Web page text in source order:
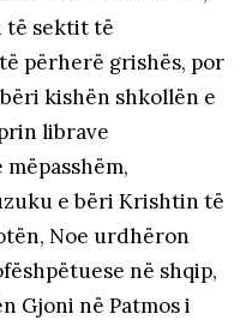
të sektit të
përherë grishës, por
kishën shkollën e
librave
e bëri Krishtin të
Noe urdhëron
në shqip,
Gjoni në Patmos i